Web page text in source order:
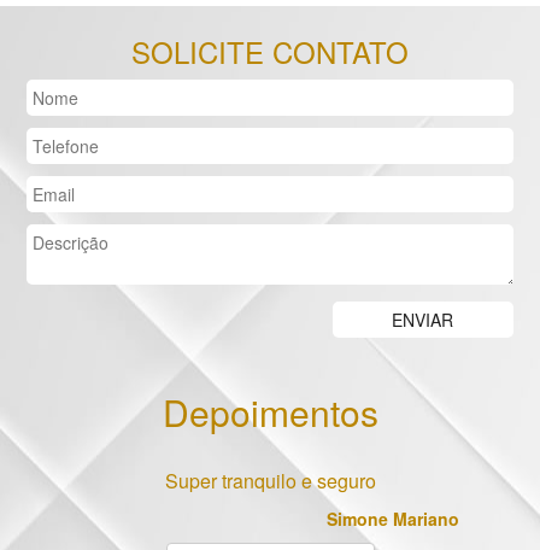
SOLICITE CONTATO
Depoimentos
Super tranquilo e seguro
Simone Mariano